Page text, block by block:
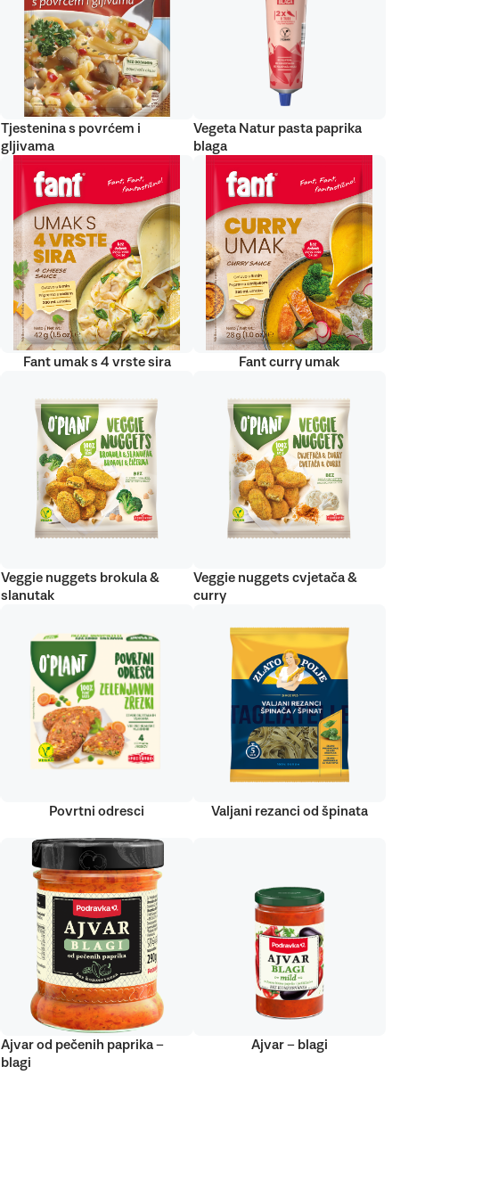
Tjestenina s povrćem i
gljivama
Vegeta Natur pasta paprika
blaga
Fant umak s 4 vrste sira Fant curry umak
Veggie nuggets brokula &
slanutak
Veggie nuggets cvjetača &
curry
Povrtni odresci Valjani rezanci od špinata
Ajvar od pečenih paprika –
blagi
Ajvar – blagi